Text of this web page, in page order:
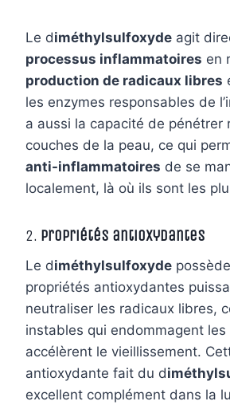
Le diméthylsulfoxyde agit
processus inflammatoires en
production de radicaux libres
les enzymes responsables de
a aussi la capacité de pénétrer
couches de la peau, ce qui
anti-inflammatoires de se
localement, là où ils sont les
2. Propriétés antioxydantes
Le diméthylsulfoxyde
propriétés antioxydantes
neutraliser les radicaux libres,
instables qui endommagent
accélèrent le vieillissement.
antioxydante fait du d
excellent complément dans la